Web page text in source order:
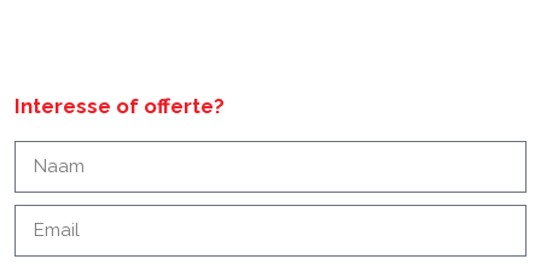
Interesse of offerte?